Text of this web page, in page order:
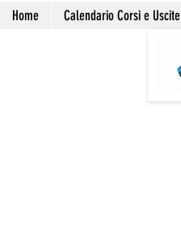
Home Calendario Corsi e Uscite